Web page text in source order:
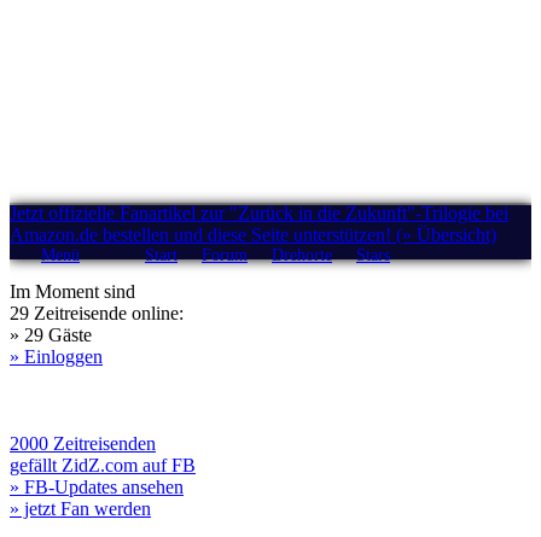
Jetzt offizielle Fanartikel zur "Zurück in die Zukunft"-Trilogie bei
Amazon.de bestellen und diese Seite unterstützen! (» Übersicht)
Menü Start Forum Drehorte Stars
Im Moment sind
29 Zeitreisende online:
» 29 Gäste
» Einloggen
2000 Zeitreisenden
gefällt ZidZ.com auf FB
» FB-Updates ansehen
» jetzt Fan werden